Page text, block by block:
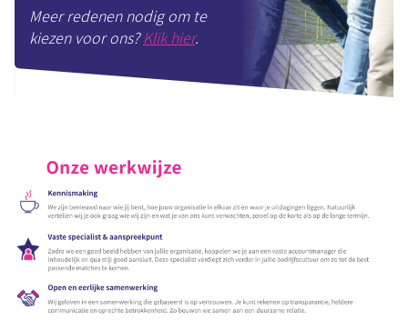
Meer redenen nodig om te
kiezen voor ons?Klik hier.